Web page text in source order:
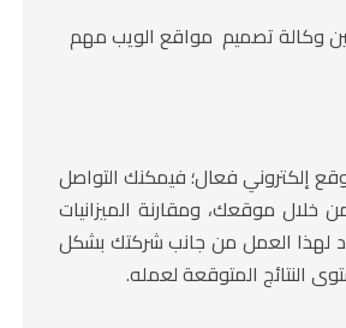
وكالة تصميم مواقع الويب مهم
إلكتروني فعال؛ فيمكنك التواصل
موقعك، ومقارنة الميزانيات
لهذا العمل من جانب شركتك بشكل
النتائج المتوقعة لعمله.